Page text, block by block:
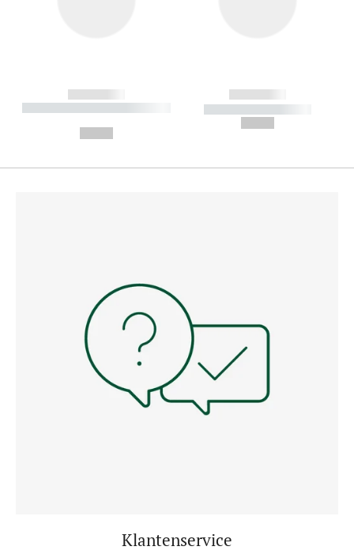
------------
----------- ----------- --------
------------
----------- -----------
Klantenservice